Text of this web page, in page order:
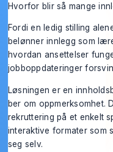
Hvorfor blir så mange
Fordi en ledig stilling
belønner innlegg som
hvordan ansettelser
jobboppdateringer
Løsningen er en
ber om oppmerksomhet.
rekruttering på et enkelt
interaktive formater som
seg selv.